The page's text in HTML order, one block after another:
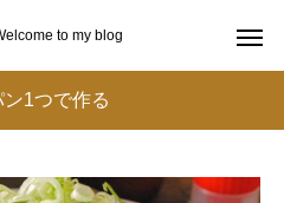
to my blog
1つで作る